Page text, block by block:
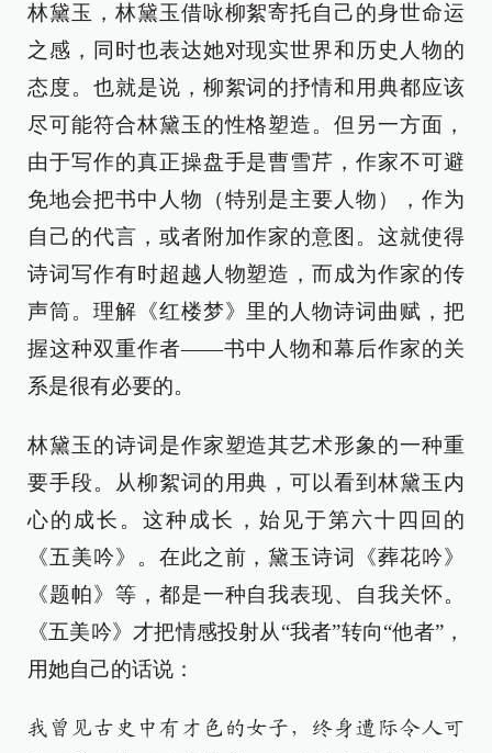
林黛玉，林黛玉借咏柳絮寄托自己的身世命运
之感，同时也表达她对现实世界和历史人物的
态度。也就是说，柳絮词的抒情和用典都应该
尽可能符合林黛玉的性格塑造。但另一方面，
由于写作的真正操盘手是曹雪芹，作家不可避
免地会把书中人物（特别是主要人物），作为
自己的代言，或者附加作家的意图。这就使得
诗词写作有时超越人物塑造，而成为作家的传
声筒。理解《红楼梦》里的人物诗词曲赋，把
握这种双重作者——书中人物和幕后作家的关
系是很有必要的。
林黛玉的诗词是作家塑造其艺术形象的一种重
要手段。从柳絮词的用典，可以看到林黛玉内
心的成长。这种成长，始见于第六十四回的
《五美吟》。在此之前，黛玉诗词《葬花吟》
《题帕》等，都是一种自我表现、自我关怀。
《五美吟》才把情感投射从“我者”转向“他者”，
用她自己的话说：
我曾见古史中有才色的女子，终身遭际令人可